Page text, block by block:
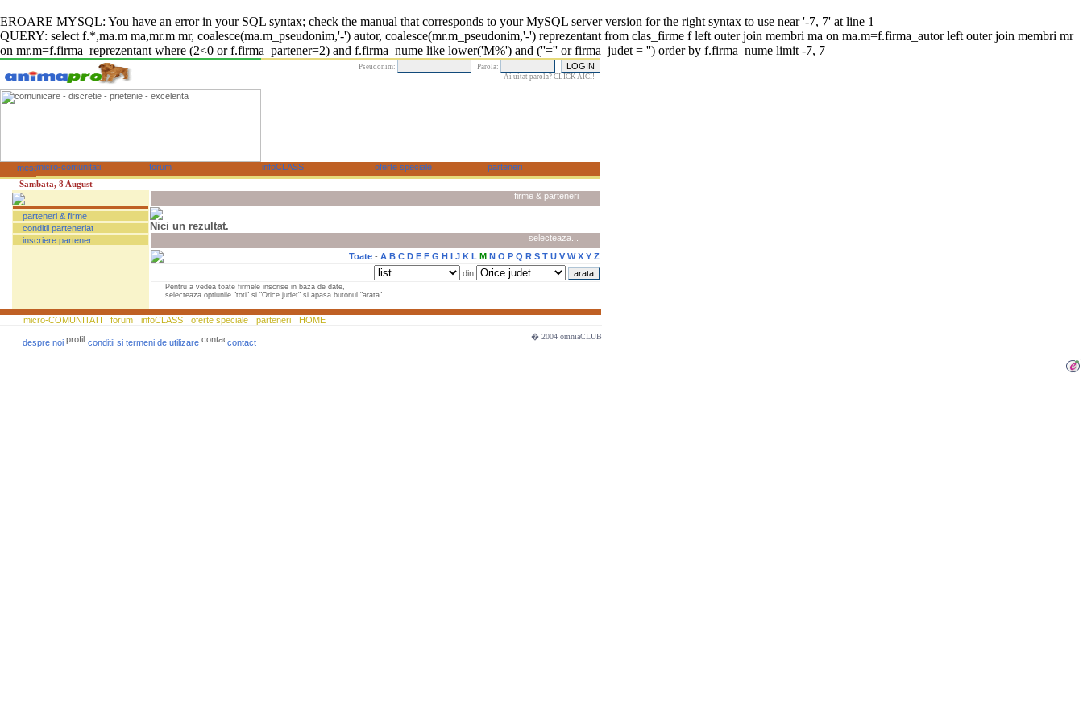
EROARE MYSQL: You have an error in your SQL syntax; check the manual that corresponds to your MySQL server version for the right syntax to use near '-7, 7' at line 1
QUERY: select f.*,ma.m ma,mr.m mr, coalesce(ma.m_pseudonim,'-') autor, coalesce(mr.m_pseudonim,'-') reprezentant from clas_firme f left outer join membri ma on ma.m=f.firma_autor left outer join membri mr
on mr.m=f.firma_reprezentant where (2<0 or f.firma_partener=2) and f.firma_nume like lower('M%') and (''='' or firma_judet = '') order by f.firma_nume limit -7, 7
Pseudonim:
Parola:
Ai uitat parola? CLICK AICI!
Sambata, 8 August
parteneri & firme
conditii parteneriat
inscriere partener
firme & parteneri
Nici un rezultat.
selecteaza...
Toate - A B C D E F G H I J K L M N O P Q R S T U V W X Y Z
din
Pentru a vedea toate firmele inscrise in baza de date,
selecteaza optiunile "toti" si "Orice judet" si apasa butonul "arata".
micro-COMUNITATI forum infoCLASS oferte speciale parteneri HOME
despre noi conditii si termeni de utilizare contact
� 2004 omniaCLUB